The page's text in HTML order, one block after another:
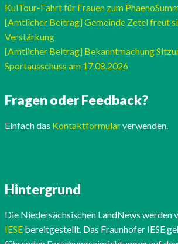
KulTour-Fahrt für Frauen zum
[Amtlicher Beitrag] Gemeinde Zetel freut
Verstärkung
[Amtlicher Beitrag] Bekanntmachung
Sportausschuss am 17.08.2026
Fragen oder Feedback?
Einfach das Kontaktformularverwenden.
Hintergrund
Die Niedersächsischen LandNews werden
IESEbereitgestellt. Das Fraunhofer IESE